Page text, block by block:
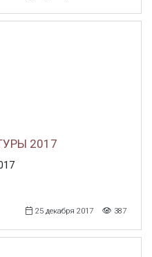
2017
25 декабря 2017 387